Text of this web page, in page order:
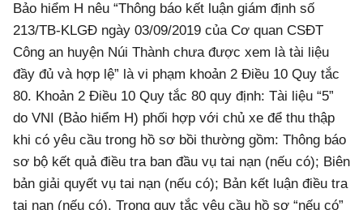
Bảo hiểm H nêu “Thông báo kết luận giám định số
213/TB-KLGĐ ngày 03/09/2019 của Cơ quan CSĐT
Công an huyện Núi Thành chưa được xem là tài liệu
đầy đủ và hợp lệ” là vi phạm khoản 2 Điều 10 Quy tắc
80. Khoản 2 Điều 10 Quy tắc 80 quy định: Tài liệu “5”
do VNI (Bảo hiểm H) phối hợp với chủ xe để thu thập
khi có yêu cầu trong hồ sơ bồi thường gồm: Thông báo
sơ bộ kết quả điều tra ban đầu vụ tai nạn (nếu có); Biên
bản giải quyết vụ tai nạn (nếu có); Bản kết luận điều tra
tai nạn (nếu có). Trong quy tắc yêu cầu hồ sơ “nếu có”